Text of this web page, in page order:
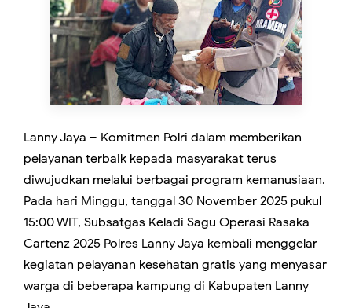
Lanny Jaya – Komitmen Polri dalam memberikan
pelayanan terbaik kepada masyarakat terus
diwujudkan melalui berbagai program kemanusiaan.
Pada hari Minggu, tanggal 30 November 2025 pukul
15:00 WIT, Subsatgas Keladi Sagu Operasi Rasaka
Cartenz 2025 Polres Lanny Jaya kembali menggelar
kegiatan pelayanan kesehatan gratis yang menyasar
warga di beberapa kampung di Kabupaten Lanny